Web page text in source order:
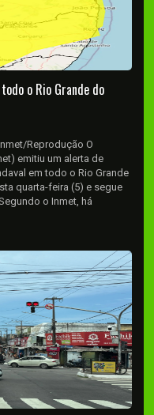
o Rio Grande do
Reprodução O
emitiu um alerta de
em todo o Rio Grande
quarta-feira (5) e segue
o Inmet, há